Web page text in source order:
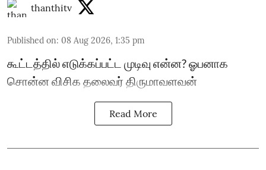
thanthitv
Published on: 08 Aug 2026, 1:35 pm
கூட்டத்தில் எடுக்கப்பட்ட முடிவு என்ன? ஓபனாக
சொன்ன விசிக தலைவர் திருமாவளவன்
Read More